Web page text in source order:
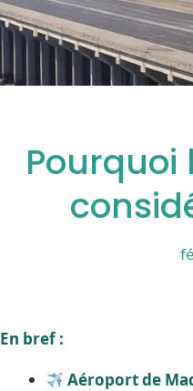
En bref :
Aéroport de